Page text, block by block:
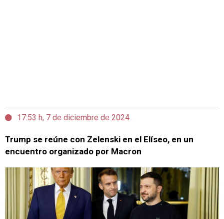
17:53 h, 7 de diciembre de 2024
Trump se reúne con Zelenski en el Elíseo, en un
encuentro organizado por Macron